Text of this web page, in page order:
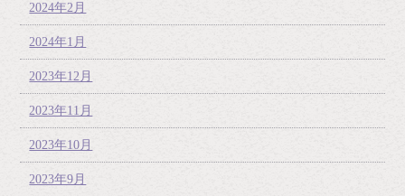
2024年2月
2024年1月
2023年12月
2023年11月
2023年10月
2023年9月